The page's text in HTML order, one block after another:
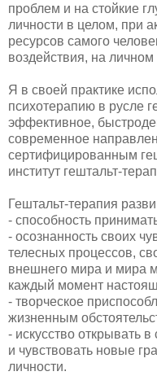
проблем и на стойкие
личности в целом, при
ресурсов самого
воздействия, на личном
Я в своей практике
психотерапию в русле
эффективное,
современное
сертифицированным
институт гештальт-
Гештальт-терапия
- способность
- осознанность своих
телесных процессов,
внешнего мира и мира
каждый момент
- творческое
жизненным
- искусство открывать
и чувствовать новые
личности.